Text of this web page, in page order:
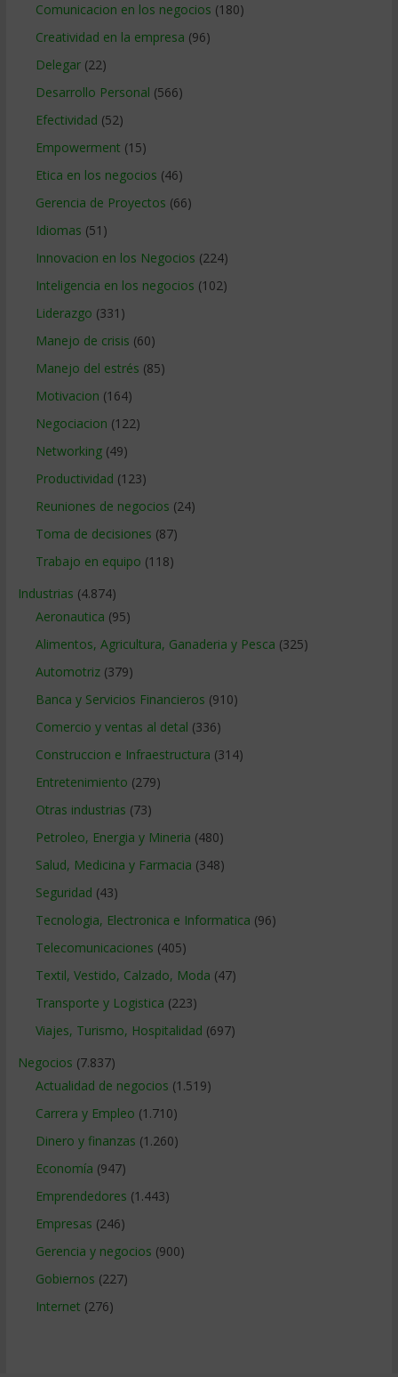
Comunicacion en los negocios (180)
Creatividad en la empresa (96)
Delegar(22)
Desarrollo Personal (566)
Efectividad (52)
Empowerment (15)
Etica en los negocios (46)
Gerencia de Proyectos (66)
Idiomas (51)
Innovacion en los Negocios (224)
Inteligencia en los negocios (102)
Liderazgo (331)
Manejo de crisis (60)
Manejo del estrés (85)
Motivacion (164)
Negociacion (122)
Networking(49)
Productividad (123)
Reuniones de negocios (24)
Toma de decisiones (87)
Trabajo en equipo (118)
Industrias (4.874)
Aeronautica (95)
Alimentos, Agricultura, Ganaderia y Pesca (325)
Automotriz(379)
Banca y Servicios Financieros (910)
Comercio y ventas al detal (336)
Construccion e Infraestructura (314)
Entretenimiento (279)
Otras industrias (73)
Petroleo, Energia y Mineria (480)
Salud, Medicina y Farmacia (348)
Seguridad (43)
Tecnologia, Electronica e Informatica (96)
Telecomunicaciones (405)
Textil, Vestido, Calzado, Moda (47)
Transporte y Logistica (223)
Viajes, Turismo, Hospitalidad (697)
Negocios (7.837)
Actualidad de negocios (1.519)
Carrera y Empleo (1.710)
Dinero y finanzas (1.260)
Economía (947)
Emprendedores (1.443)
Empresas (246)
Gerencia y negocios (900)
Gobiernos (227)
Internet (276)